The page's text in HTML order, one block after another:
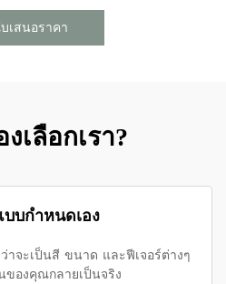
เสนอราคา
เลือกเรา?
บกำหนดเอง
าจะเป็นสี ขนาด และฟีเจอร์ต่างๆ
ของคุณกลายเป็นจริง